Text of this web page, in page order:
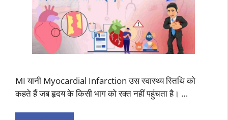
MI यानी Myocardial Infarction उस स्वास्थ्य स्तिथि को
कहते हैं जब हृदय के किसी भाग को रक्त नहीं पहुंचता है। …